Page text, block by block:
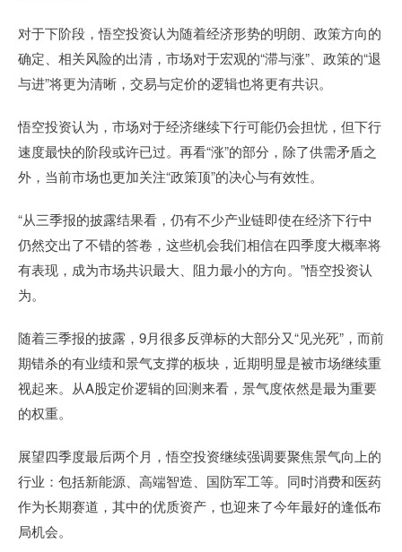
对于下阶段，悟空投资认为随着经济形势的明朗、政策方向的
确定、相关风险的出清，市场对于宏观的“滞与涨”、政策的“退
与进”将更为清晰，交易与定价的逻辑也将更有共识。
悟空投资认为，市场对于经济继续下行可能仍会担忧，但下行
速度最快的阶段或许已过。再看“涨”的部分，除了供需矛盾之
外，当前市场也更加关注“政策顶”的决心与有效性。
“从三季报的披露结果看，仍有不少产业链即使在经济下行中
仍然交出了不错的答卷，这些机会我们相信在四季度大概率将
有表现，成为市场共识最大、阻力最小的方向。”悟空投资认
为。
随着三季报的披露，9月很多反弹标的大部分又“见光死”，而前
期错杀的有业绩和景气支撑的板块，近期明显是被市场继续重
视起来。从A股定价逻辑的回测来看，景气度依然是最为重要
的权重。
展望四季度最后两个月，悟空投资继续强调要聚焦景气向上的
行业：包括新能源、高端智造、国防军工等。同时消费和医药
作为长期赛道，其中的优质资产，也迎来了今年最好的逢低布
局机会。